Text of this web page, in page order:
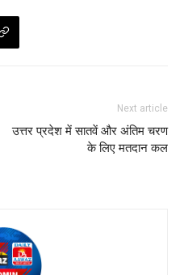
Next article
उत्तर प्रदेश में सातवें और अंतिम चरण
के लिए मतदान कल